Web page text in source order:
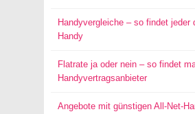
Handyvergleiche – so findet jeder
Handy
Flatrate ja oder nein – so findet
Handyvertragsanbieter
Angebote mit günstigen All-Net-